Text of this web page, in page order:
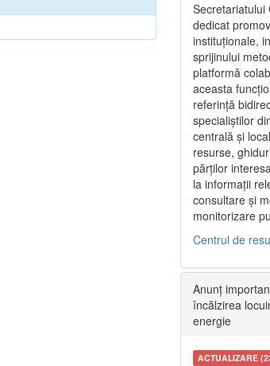
Secretariatului
dedicat
instituționale,
sprijinului
platformă
aceasta
referință
specialiștilor
centrală și
resurse,
părților
la informații
consultare și
monitorizare
Centrul de
Anunț
încălzirea
energie
ACTUALIZARE